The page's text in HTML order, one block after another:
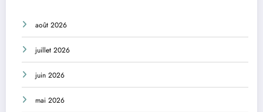
août 2026
juillet 2026
juin 2026
mai 2026